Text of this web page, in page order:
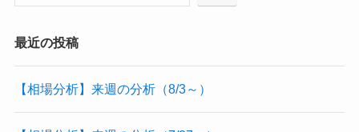
最近の投稿
【相場分析】来週の分析（8/3～）